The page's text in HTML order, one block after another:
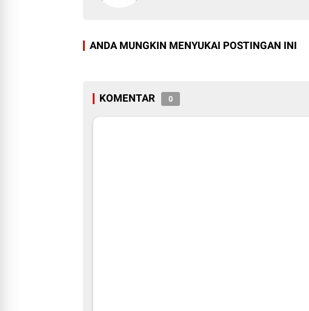
ANDA MUNGKIN MENYUKAI POSTINGAN INI
KOMENTAR 0